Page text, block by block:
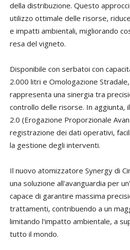
della distribuzione. Questo
utilizzo ottimale delle risorse,
e impatti ambientali, migliorando
resa del vigneto.
Disponibile con serbatoi con
2.000 litri e Omologazione
rappresenta una sinergia tra
controllo delle risorse. In aggiunta,
2.0 (Erogazione Proporzionale
registrazione dei dati operativi,
la gestione degli interventi.
Il nuovo atomizzatore Synergy di
una soluzione all'avanguardia per
capace di garantire massima
trattamenti, contribuendo a un
limitando l'impatto ambientale, a
tutto il mondo.